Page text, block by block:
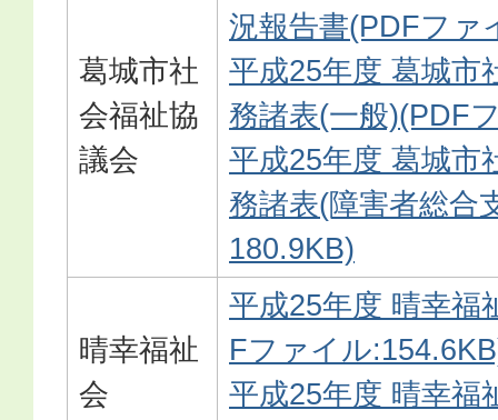
葛城市社
会福祉協
議会
況報告書(PDFファ
平成25年度 葛城市
務諸表(一般)(PDF
平成25年度 葛城市
務諸表(障害者総合
180.9KB)
晴幸福祉
会
平成25年度 晴幸福
Fファイル
平成25年度 晴幸福